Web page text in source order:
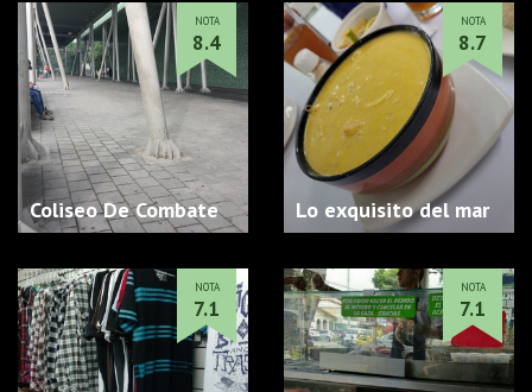
Coliseo De Combate
NOTA
8.4
Lo exquisito del mar
NOTA
8.7
NOTA
7.1
NOTA
7.1